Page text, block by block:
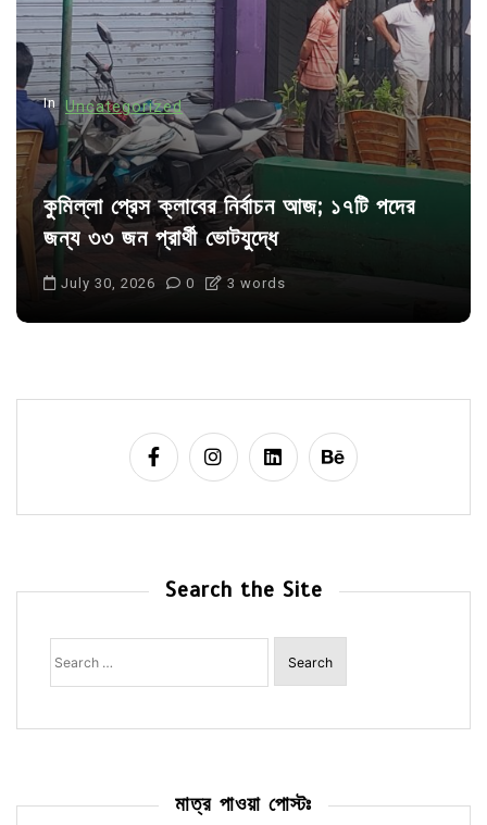
i
o
n
In Uncategorized
কুমিল্লা প্রেস ক্লাবের নির্বাচন আজ; ১৭টি পদের
জন্য ৩৩ জন প্রার্থী ভোটযুদ্ধে
July 30, 2026 0 3 words
Search the Site
Search
for:
মাত্র পাওয়া পোস্টঃ